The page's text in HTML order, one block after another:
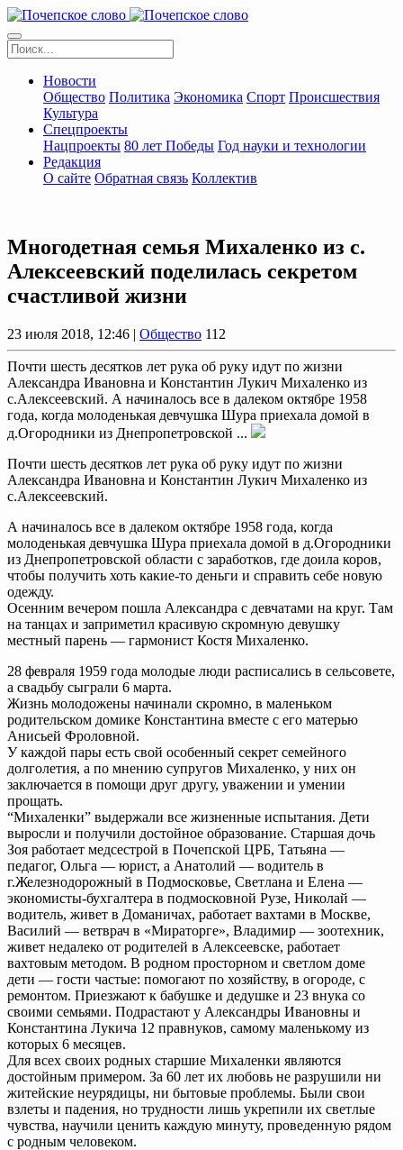
Новости
Общество Политика Экономика Спорт Происшествия
Культура
Спецпроекты
Нацпроекты 80 лет Победы Год науки и технологии
Редакция
О сайте Обратная связь Коллектив
Многодетная семья Михаленко из с.
Алексеевский поделилась секретом
счастливой жизни
23 июля 2018, 12:46 | Общество 112
Почти шесть десятков лет рука об руку идут по жизни
Александра Ивановна и Константин Лукич Михаленко из
с.Алексеевский. А начиналось все в далеком октябре 1958
года, когда молоденькая девчушка Шура приехала домой в
д.Огородники из Днепропетровской ...
Почти шесть десятков лет рука об руку идут по жизни
Александра Ивановна и Константин Лукич Михаленко из
с.Алексеевский.
А начиналось все в далеком октябре 1958 года, когда
молоденькая девчушка Шура приехала домой в д.Огородники
из Днепропетровской области с заработков, где доила коров,
чтобы получить хоть какие-то деньги и справить себе новую
одежду.
Осенним вечером пошла Александра с девчатами на круг. Там
на танцах и заприметил красивую скромную девушку
местный парень — гармонист Костя Михаленко.
28 февраля 1959 года молодые люди расписались в сельсовете,
а свадьбу сыграли 6 марта.
Жизнь молодожены начинали скромно, в маленьком
родительском домике Константина вместе с его матерью
Анисьей Фроловной.
У каждой пары есть свой особенный секрет семейного
долголетия, а по мнению супругов Михаленко, у них он
заключается в помощи друг другу, уважении и умении
прощать.
“Михаленки” выдержали все жизненные испытания. Дети
выросли и получили достойное образование. Старшая дочь
Зоя работает медсестрой в Почепской ЦРБ, Татьяна —
педагог, Ольга — юрист, а Анатолий — водитель в
г.Железнодорожный в Подмосковье, Светлана и Елена —
экономисты-бухгалтера в подмосковной Рузе, Николай —
водитель, живет в Доманичах, работает вахтами в Москве,
Василий — ветврач в «Мираторге», Владимир — зоотехник,
живет недалеко от родителей в Алексеевске, работает
вахтовым методом. В родном просторном и светлом доме
дети — гости частые: помогают по хозяйству, в огороде, с
ремонтом. Приезжают к бабушке и дедушке и 23 внука со
своими семьями. Подрастают у Александры Ивановны и
Константина Лукича 12 правнуков, самому маленькому из
которых 6 месяцев.
Для всех своих родных старшие Михаленки являются
достойным примером. За 60 лет их любовь не разрушили ни
житейские неурядицы, ни бытовые проблемы. Были свои
взлеты и падения, но трудности лишь укрепили их светлые
чувства, научили ценить каждую минуту, проведенную рядом
с родным человеком.